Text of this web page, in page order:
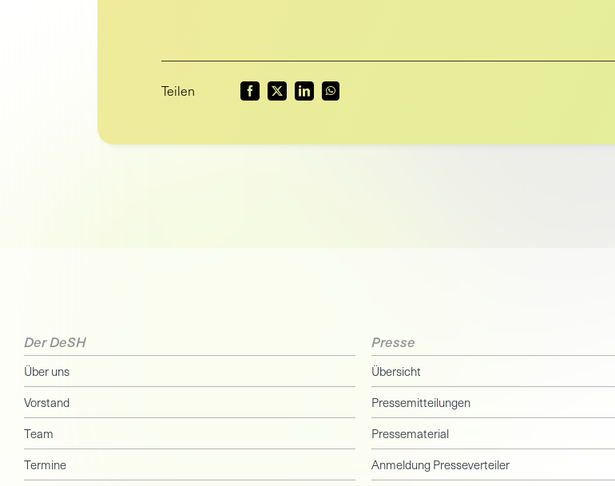
Teilen
Der DeSH
Über uns
Vorstand
Team
Termine
Presse
Übersicht
Pressemitteilungen
Pressematerial
Anmeldung Presseverteiler